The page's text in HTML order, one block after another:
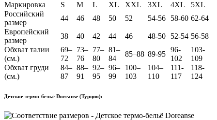
Маркировка S M L XL XXL 3XL 4XL
5XL
Российский
размер
44 46 48 50 52 54-56 58-60 62-64
Европейский
размер
38 40 42 44 46 48-50 52-54 56-58
Обхват талии
(см.)
69–
72
73–
76
77–
80
81–
84
85–88 89-95
96-
102
103-
109
Обхват груди
(см.)
84–
87
88–
91
92–
95
96–
99
100–
103
104–
110
111-
117
118-
124
Детское термо-бельё Doreanse (Турция):